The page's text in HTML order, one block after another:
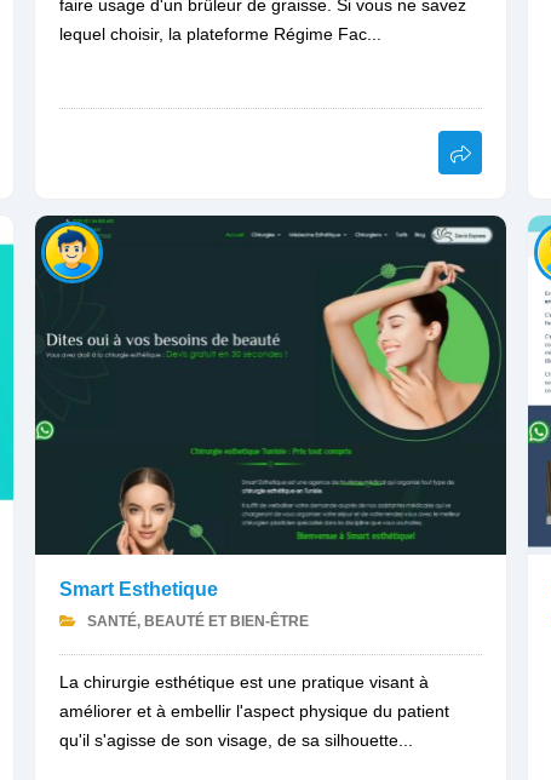
faire usage d'un brûleur de graisse. Si vous ne savez
lequel choisir, la plateforme Régime Fac...
Smart Esthetique
SANTÉ, BEAUTÉ ET BIEN-ÊTRE
La chirurgie esthétique est une pratique visant à
améliorer et à embellir l'aspect physique du patient
qu'il s'agisse de son visage, de sa silhouette...